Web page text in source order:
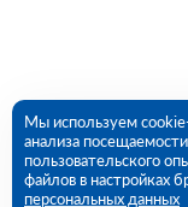
Мы используем
анализа
пользовательского
файлов в настройках
персональных данных